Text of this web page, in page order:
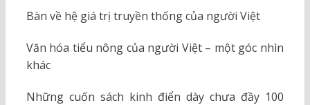
Bàn về hệ giá trị truyền thống của người Việt
Văn hóa tiểu nông của người Việt – một góc nhìn
khác
Những cuốn sách kinh điển dày chưa đầy 100